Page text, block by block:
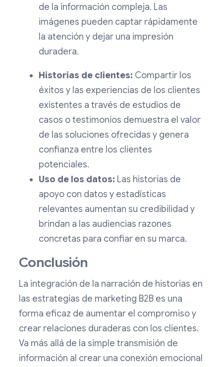
de la información compleja. Las
imágenes pueden captar rápidamente
la atención y dejar una impresión
duradera.
Historias de clientes: Compartir los
éxitos y las experiencias de los clientes
existentes a través de estudios de
casos o testimonios demuestra el valor
de las soluciones ofrecidas y genera
confianza entre los clientes
potenciales.
Uso de los datos: Las historias de
apoyo con datos y estadísticas
relevantes aumentan su credibilidad y
brindan a las audiencias razones
concretas para confiar en su marca.
Conclusión
La integración de la narración de historias en
las estrategias de marketing B2B es una
forma eficaz de aumentar el compromiso y
crear relaciones duraderas con los clientes.
Va más allá de la simple transmisión de
información al crear una conexión emocional